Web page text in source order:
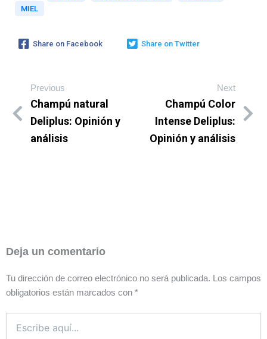
MIEL
Share on Facebook Share on Twitter
Previous
Champú natural
Deliplus: Opinión y
análisis
Next
Champú Color
Intense Deliplus:
Opinión y análisis
Deja un comentario
Tu dirección de correo electrónico no será publicada.
Los campos
obligatorios están marcados con *
aquí...